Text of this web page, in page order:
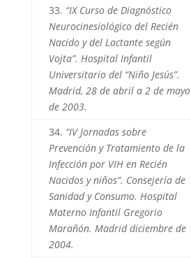
33. “IX Curso de Diagnóstico
Neurocinesiológico del Recién
Nacido y del Lactante según
Vojta”. Hospital Infantil
Universitario del “Niño Jesús”.
Madrid, 28 de abril a 2 de mayo
de 2003.
34. “IV Jornadas sobre
Prevención y Tratamiento de la
Infección por VIH en Recién
Nacidos y niños”. Consejería de
Sanidad y Consumo. Hospital
Materno Infantil Gregorio
Marañón. Madrid diciembre de
2004.